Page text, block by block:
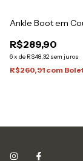
Ankle Boot em
R$289,90
6x de R$48,32 sem juros
R$260,91 com